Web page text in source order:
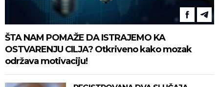
ŠTA NAM POMAŽE DA ISTRAJEMO KA
OSTVARENJU CILJA? Otkriveno kako mozak
održava motivaciju!